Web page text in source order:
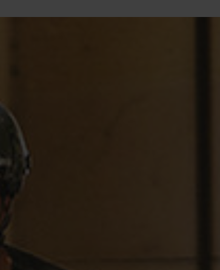
FINDE DEIN E-BIKE